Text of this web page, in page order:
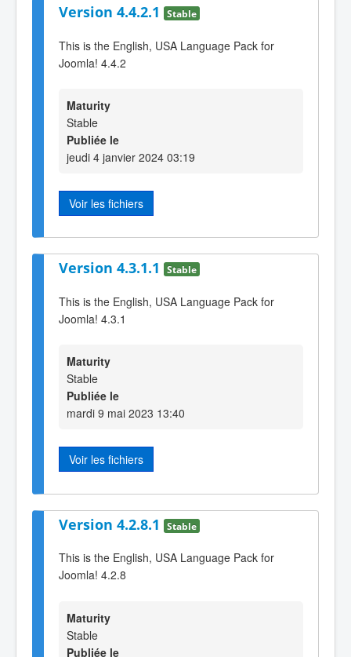
Version 4.4.2.1 Stable
This is the English, USA Language Pack for
Joomla! 4.4.2
Maturity
Stable
Publiée le
jeudi 4 janvier 2024 03:19
Voir les fichiers
Version 4.3.1.1 Stable
This is the English, USA Language Pack for
Joomla! 4.3.1
Maturity
Stable
Publiée le
mardi 9 mai 2023 13:40
Voir les fichiers
Version 4.2.8.1 Stable
This is the English, USA Language Pack for
Joomla! 4.2.8
Maturity
Stable
Publiée le